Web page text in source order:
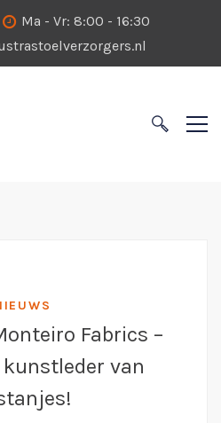
Ma - Vr: 8:00 - 16:30
Fabrics –
van